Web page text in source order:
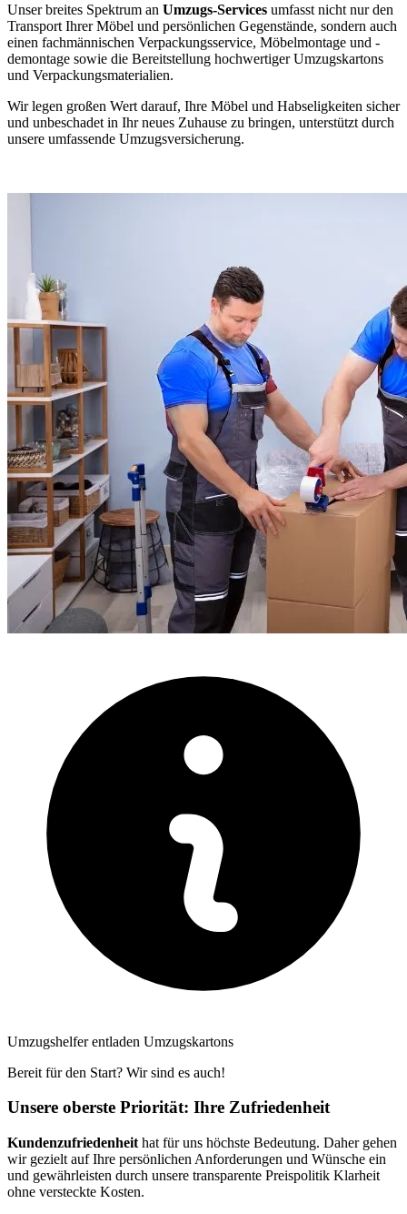
Unser breites Spektrum an Umzugs-Services umfasst nicht nur den
Transport Ihrer Möbel und persönlichen Gegenstände, sondern auch
einen fachmännischen Verpackungsservice, Möbelmontage und -
demontage sowie die Bereitstellung hochwertiger Umzugskartons
und Verpackungsmaterialien.
Wir legen großen Wert darauf, Ihre Möbel und Habseligkeiten sicher
und unbeschadet in Ihr neues Zuhause zu bringen, unterstützt durch
unsere umfassende Umzugsversicherung.
Umzugshelfer entladen Umzugskartons
Bereit für den Start? Wir sind es auch!
Unsere oberste Priorität: Ihre Zufriedenheit
Kundenzufriedenheit hat für uns höchste Bedeutung. Daher gehen
wir gezielt auf Ihre persönlichen Anforderungen und Wünsche ein
und gewährleisten durch unsere transparente Preispolitik Klarheit
ohne versteckte Kosten.